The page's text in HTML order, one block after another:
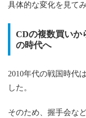
具体的な変化を見て
CDの複数買いか
の時代へ
2010年代の戦国時代は
した。
そのため、握手会な